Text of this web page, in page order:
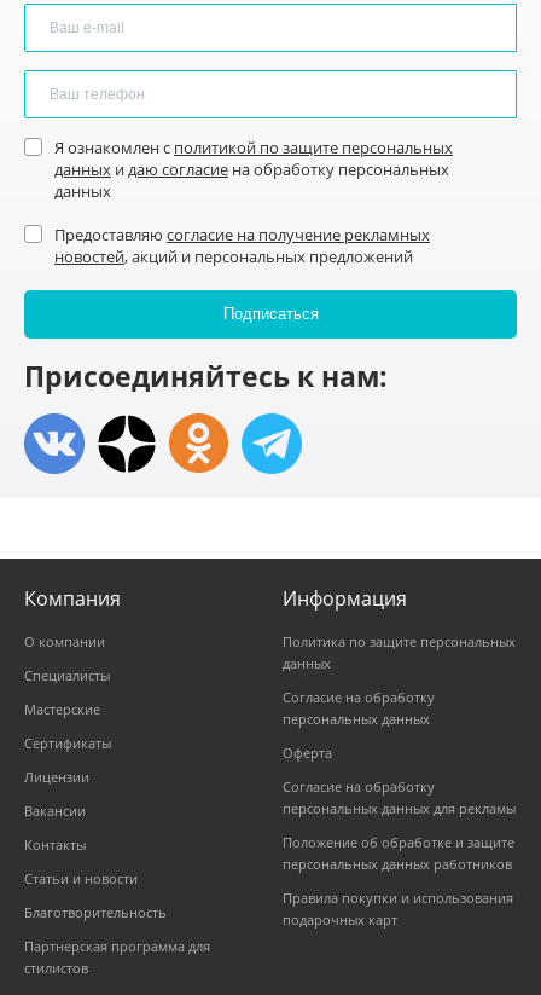
Я ознакомлен с политикой по защите персональных
данных идаю согласие на обработку персональных
данных
Предоставляю согласие на получение рекламных
новостей, акций и персональных предложений
Присоединяйтесь к нам:
Компания
О компании
Специалисты
Мастерские
Сертификаты
Лицензии
Вакансии
Контакты
Статьи и новости
Благотворительность
Партнерская программа для
стилистов
Информация
Политика по защите персональных
данных
Согласие на обработку
персональных данных
Оферта
Согласие на обработку
персональных данных для рекламы
Положение об обработке и защите
персональных данных работников
Правила покупки и использования
подарочных карт